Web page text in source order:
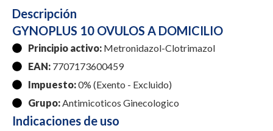
Descripción
GYNOPLUS 10 OVULOS A DOMICILIO
Principio activo: Metronidazol-Clotrimazol
EAN: 7707173600459
Impuesto:0% (Exento - Excluido)
Grupo:Antimicoticos Ginecologico
Indicaciones de uso